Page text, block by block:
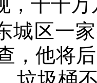
，千千
城区一
，他将